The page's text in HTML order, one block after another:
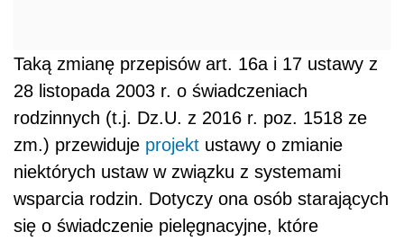
Taką zmianę przepisów art. 16a i 17 ustawy z
28 listopada 2003 r. o świadczeniach
rodzinnych (t.j. Dz.U. z 2016 r. poz. 1518 ze
zm.) przewiduje projekt ustawy o zmianie
niektórych ustaw w związku z systemami
wsparcia rodzin. Dotyczy ona osób starających
się o świadczenie pielęgnacyjne, które